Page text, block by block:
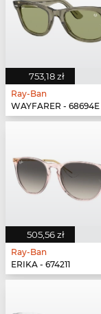
753,18 zł
Ray-Ban
WAYFARER - 68694E
505,56 zł
Ray-Ban
ERIKA - 674211